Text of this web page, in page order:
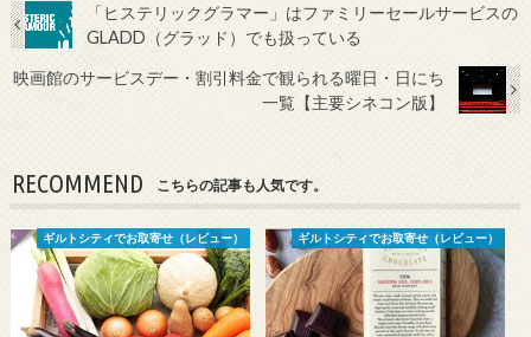
「ヒステリックグラマー」はファミリーセールサービスの
GLADD（グラッド）でも扱っている
映画館のサービスデー・割引料金で観られる曜日・日にち
一覧【主要シネコン版】
RECOMMEND こちらの記事も人気です。
ギルトシティでお取寄せ（レビュー） ギルトシティでお取寄せ（レビュー）